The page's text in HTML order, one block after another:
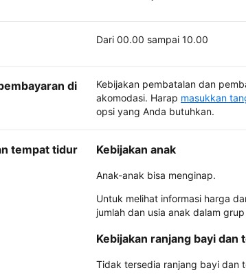
Dari 00.00 sampai 10.00
di
Kebijakan pembatalan dan
akomodasi. Harap masukkan
opsi yang Anda butuhkan.
tempat tidur Kebijakan anak
Anak-anak bisa menginap.
Untuk melihat informasi harga
jumlah dan usia anak dalam
Kebijakan ranjang bayi
Tidak tersedia ranjang bayi dan